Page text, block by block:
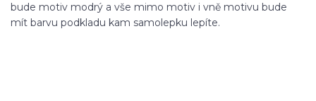
bude motiv modrý a vše mimo motiv i vně motivu bude
mít barvu podkladu kam samolepku lepíte.